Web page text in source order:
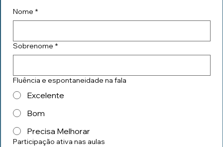
Nome *
Sobrenome *
Fluência e espontaneidade na fala
Excelente
Bom
Precisa Melhorar
Participação ativa nas aulas